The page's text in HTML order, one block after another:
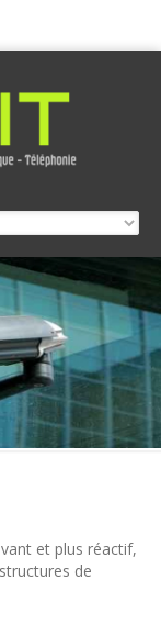
et plus réactif,
de